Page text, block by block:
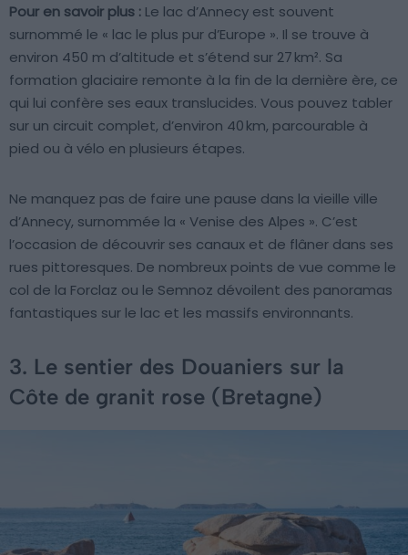
Pour en savoir plus : Le lac d’Annecy est souvent
surnommé le « lac le plus pur d’Europe ». Il se trouve à
environ 450 m d’altitude et s’étend sur 27 km². Sa
formation glaciaire remonte à la fin de la dernière ère, ce
qui lui confère ses eaux translucides. Vous pouvez tabler
sur un circuit complet, d’environ 40 km, parcourable à
pied ou à vélo en plusieurs étapes.
Ne manquez pas de faire une pause dans la vieille ville
d’Annecy, surnommée la « Venise des Alpes ». C’est
l’occasion de découvrir ses canaux et de flâner dans ses
rues pittoresques. De nombreux points de vue comme le
col de la Forclaz ou le Semnoz dévoilent des panoramas
fantastiques sur le lac et les massifs environnants.
3. Le sentier des Douaniers sur la
Côte de granit rose (Bretagne)